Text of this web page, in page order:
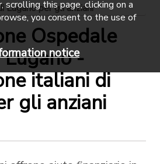
Lugano per gli anziani
Ospedale
-
italiani di
gli anziani
scrolling this page, clicking on a
you consent to the use of
notice